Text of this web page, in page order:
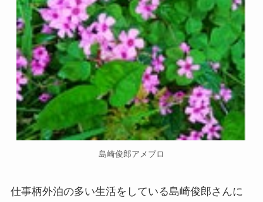
島崎俊郎アメブロ
仕事柄外泊の多い生活をしている島崎俊郎さんに